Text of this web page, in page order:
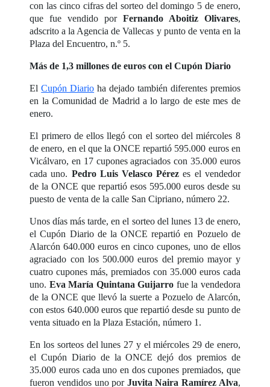
con las cinco cifras del sorteo del domingo 5 de enero,
que fue vendido por Fernando Aboitiz Olivares,
adscrito a la Agencia de Vallecas y punto de venta en la
Plaza del Encuentro, n.º 5.
Más de 1,3 millones de euros con el Cupón Diario
ElCupón Diario ha dejado también diferentes premios
en la Comunidad de Madrid a lo largo de este mes de
enero.
El primero de ellos llegó con el sorteo del miércoles 8
de enero, en el que la ONCE repartió 595.000 euros en
Vicálvaro, en 17 cupones agraciados con 35.000 euros
cada uno. Pedro Luis Velasco Pérez es el vendedor
de la ONCE que repartió esos 595.000 euros desde su
puesto de venta de la calle San Cipriano, número 22.
Unos días más tarde, en el sorteo del lunes 13 de enero,
el Cupón Diario de la ONCE repartió en Pozuelo de
Alarcón 640.000 euros en cinco cupones, uno de ellos
agraciado con los 500.000 euros del premio mayor y
cuatro cupones más, premiados con 35.000 euros cada
uno. Eva María Quintana Guijarro fue la vendedora
de la ONCE que llevó la suerte a Pozuelo de Alarcón,
con estos 640.000 euros que repartió desde su punto de
venta situado en la Plaza Estación, número 1.
En los sorteos del lunes 27 y el miércoles 29 de enero,
el Cupón Diario de la ONCE dejó dos premios de
35.000 euros cada uno en dos cupones premiados, que
fueron vendidos uno por Juvita Naira Ramírez Alva,